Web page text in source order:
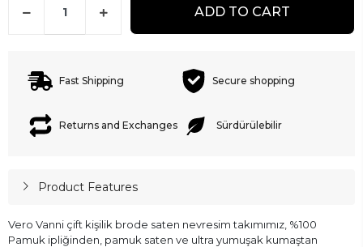
ADD TO CART
Fast Shipping Secure shopping
Returns and Exchanges Sürdürülebilir
Product Features
Vero Vanni çift kişilik brode saten nevresim takımımız, %100
Pamuk ipliğinden, pamuk saten ve ultra yumuşak kumaştan